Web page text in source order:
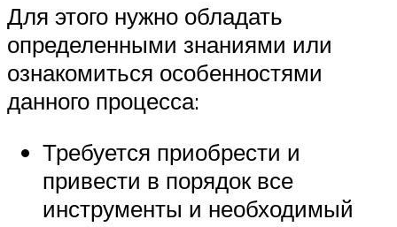
Для этого нужно обладать
определенными знаниями или
ознакомиться особенностями
данного процесса:
Требуется приобрести и
привести в порядок все
инструменты и необходимый